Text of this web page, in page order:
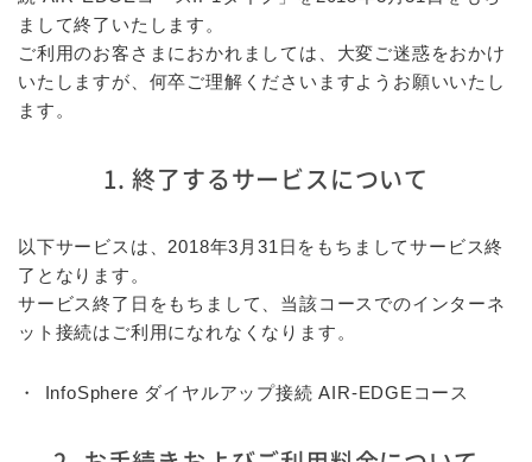
まして終了いたします。
ご利用のお客さまにおかれましては、大変ご迷惑をおかけ
いたしますが、何卒ご理解くださいますようお願いいたし
ます。
1. 終了するサービスについて
以下サービスは、2018年3月31日をもちましてサービス終
了となります。
サービス終了日をもちまして、当該コースでのインターネ
ット接続はご利用になれなくなります。
InfoSphere ダイヤルアップ接続 AIR-EDGEコース